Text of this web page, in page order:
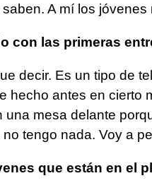
A mí los
con las primeras
decir. Es un tipo de
hecho antes en cierto
una mesa delante
tengo nada. Voy a
que están en el